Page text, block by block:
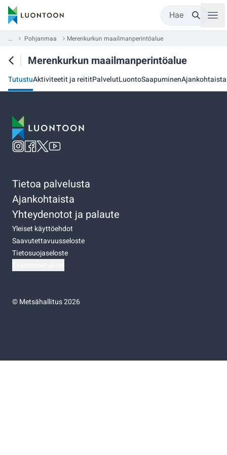
Hae
... Pohjanmaa Merenkurkun maailmanperintöalue
Merenkurkun maailmanperintöalue
TutustuAktiviteetit ja reititPalvelutLuontoSaapuminenAjankohtaista
Tietoa palvelusta
Ajankohtaista
Yhteydenotot ja palaute
Yleiset käyttöehdot
Saavutettavuusseloste
Tietosuojaseloste
©Metsähallitus 2026